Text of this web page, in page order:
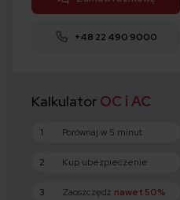
+48 22 490 9000
Kalkulator OC i AC
1 Porównaj w 5 minut
2 Kup ubezpieczenie
3 Zaoszczędź nawet 50%